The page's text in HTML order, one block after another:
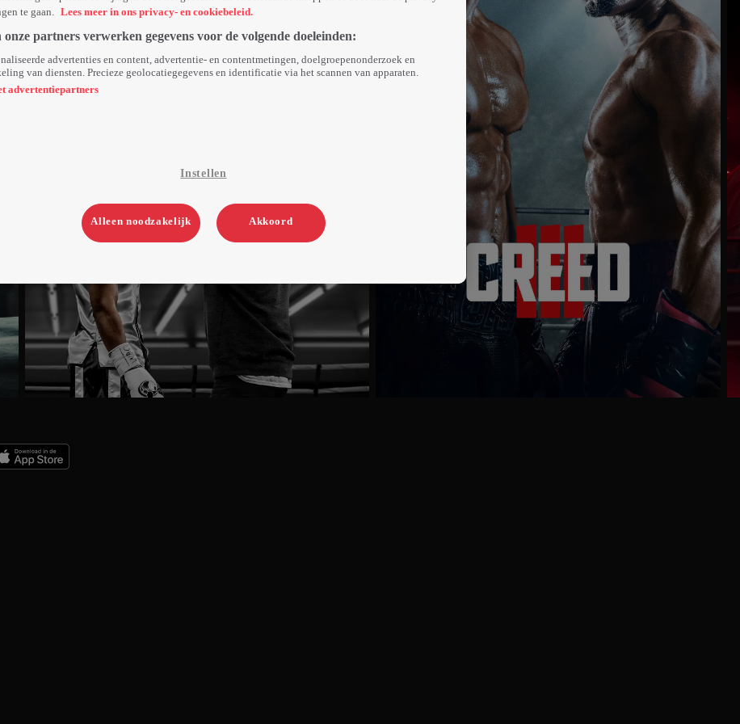
Trailer
te gaan.
Lees meer in ons privacy- en cookiebeleid.
partners verwerken gegevens voor de volgende doeleinden:
advertenties en content, advertentie- en contentmetingen, doelgroepenonderzoek en
van diensten. Precieze geolocatiegegevens en identificatie via het scannen van apparaten.
advertentiepartners
Instellen
Alleen noodzakelijk Akkoord